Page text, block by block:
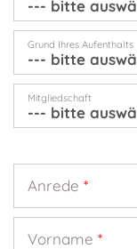
Grund Ihres Aufenthalts
Mitgliedschaft
Anrede *
Vorname *